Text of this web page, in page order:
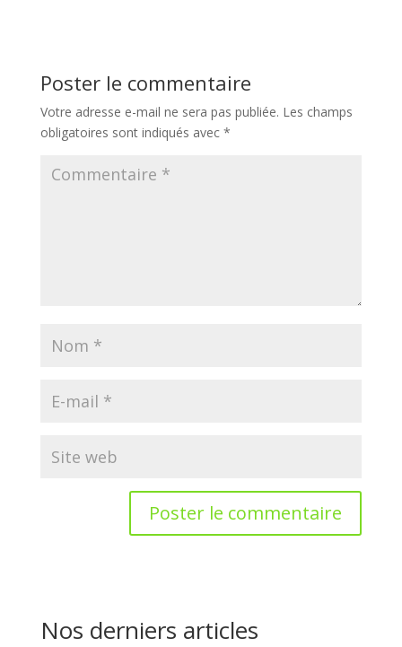
Poster le commentaire
Votre adresse e-mail ne sera pas publiée. Les champs
obligatoires sont indiqués avec *
Nos derniers articles